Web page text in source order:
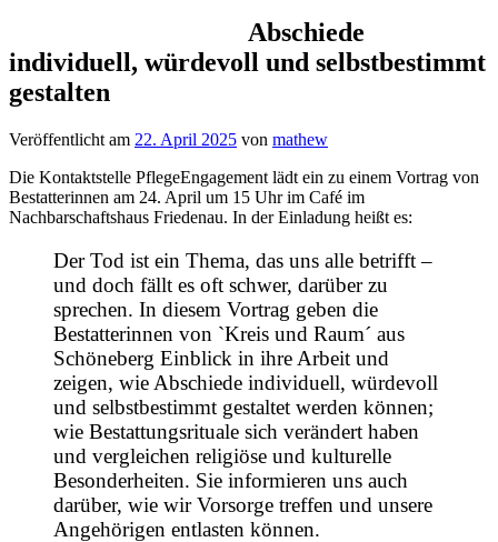
Abschiede
individuell, würdevoll und selbstbestimmt
gestalten
Veröffentlicht am 22. April 2025 von mathew
Die Kontaktstelle PflegeEngagement lädt ein zu einem Vortrag von
Bestatterinnen am 24. April um 15 Uhr im Café im
Nachbarschaftshaus Friedenau. In der Einladung heißt es:
Der Tod ist ein Thema, das uns alle betrifft –
und doch fällt es oft schwer, darüber zu
sprechen. In diesem Vortrag geben die
Bestatterinnen von `Kreis und Raum´ aus
Schöneberg Einblick in ihre Arbeit und
zeigen, wie Abschiede individuell, würdevoll
und selbstbestimmt gestaltet werden können;
wie Bestattungsrituale sich verändert haben
und vergleichen religiöse und kulturelle
Besonderheiten. Sie informieren uns auch
darüber, wie wir Vorsorge treffen und unsere
Angehörigen entlasten können.